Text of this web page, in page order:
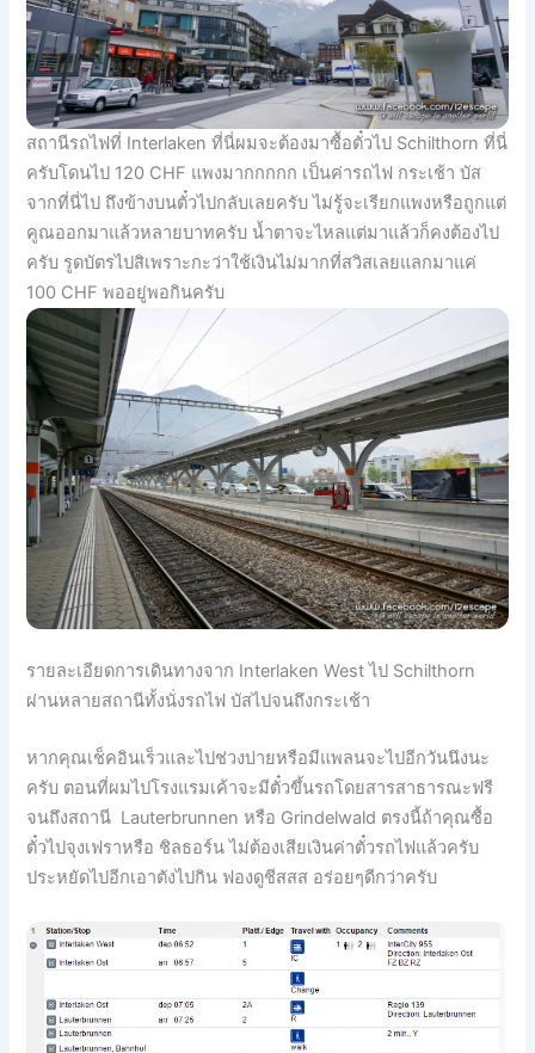
สถานีรถไฟที่ Interlaken ที่นี่ผมจะต้องมาซื้อตั๋วไป Schilthorn ที่นี่
ครับโดนไป 120 CHF แพงมากกกกก เป็นค่ารถไฟ กระเช้า บัส
จากที่นี่ไป ถึงข้างบนตั๋วไปกลับเลยครับ ไม่รู้จะเรียกแพงหรือถูกแต่
คูณออกมาแล้วหลายบาทครับ น้ำตาจะไหลแต่มาแล้วก็คงต้องไป
ครับ รูดบัตรไปสิเพราะกะว่าใช้เงินไม่มากที่สวิสเลยแลกมาแค่
100 CHF พออยู่พอกินครับ
รายละเอียดการเดินทางจาก Interlaken West ไป Schilthorn
ผ่านหลายสถานีทั้งนั่งรถไฟ บัสไปจนถึงกระเช้า
หากคุณเช็คอินเร็วและไปช่วงบ่ายหรือมีแพลนจะไปอีกวันนึงนะ
ครับ ตอนที่ผมไปโรงแรมเค้าจะมีตั๋วขึ้นรถโดยสารสาธารณะฟรี
จนถึงสถานี Lauterbrunnen หรือ Grindelwald ตรงนี้ถ้าคุณซื้อ
ตั๋วไปจุงเฟราหรือ ชิลธอร์น ไม่ต้องเสียเงินค่าตั๋วรถไฟแล้วครับ
ประหยัดไปอีกเอาตังไปกิน ฟองดูชีสสส อร่อยๆดีกว่าครับ